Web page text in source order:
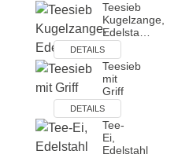
Teesieb
Kugelzange,
Edelsta…
DETAILS
Teesieb
mit
Griff
DETAILS
Tee-
Ei,
Edelstahl